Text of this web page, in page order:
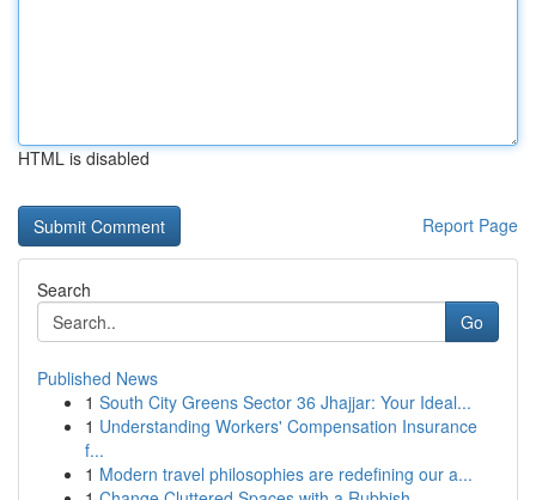
HTML is disabled
Report Page
Search
Go
Published News
1 South City Greens Sector 36 Jhajjar: Your Ideal...
1 Understanding Workers' Compensation Insurance
f...
1 Modern travel philosophies are redefining our a...